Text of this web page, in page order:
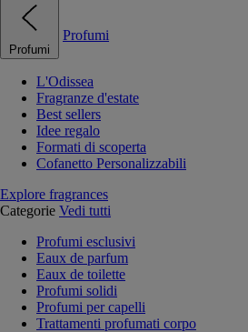
Profumi
Profumi
L'Odissea
Fragranze d'estate
Best sellers
Idee regalo
Formati di scoperta
Cofanetto Personalizzabili
Explore fragrances
Categorie Vedi tutti
Profumi esclusivi
Eaux de parfum
Eaux de toilette
Profumi solidi
Profumi per capelli
Trattamenti profumati corpo